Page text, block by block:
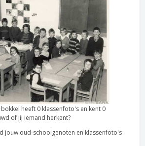
heeft 0 klassenfoto's en kent 0
of jij iemand herkent?
jouw oud-schoolgenoten en klassenfoto's